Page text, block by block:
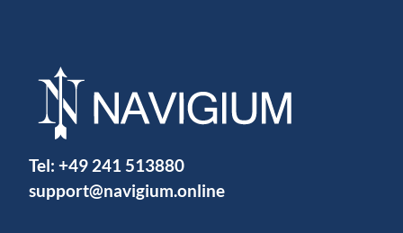
Tel: +49 241 513880
support@navigium.online